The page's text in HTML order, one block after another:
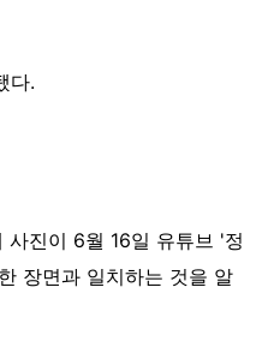
다.
사진이 6월 16일 유튜브 '정
장면과 일치하는 것을 알